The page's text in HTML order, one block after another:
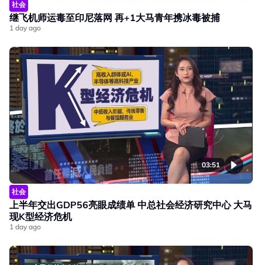
社会
继飞机师运毒至印尼落网 再+1大马青年携冰毒被捕
1 day ago
03:51
社会
上半年交出GDP56亮眼成绩单 中总社会经济研究中心 大马
现K型经济危机
1 day ago